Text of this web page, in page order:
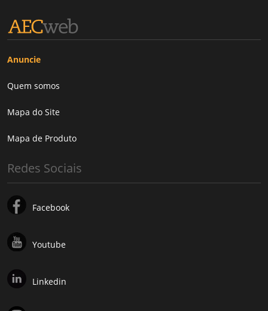
Anuncie
Quem somos
Mapa do Site
Mapa de Produto
Redes Sociais
Facebook
Youtube
Linkedin